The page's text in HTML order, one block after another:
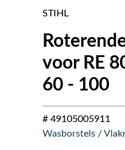
STIHL
voor RE
60 - 100
# 49105005911
Wasborstels /